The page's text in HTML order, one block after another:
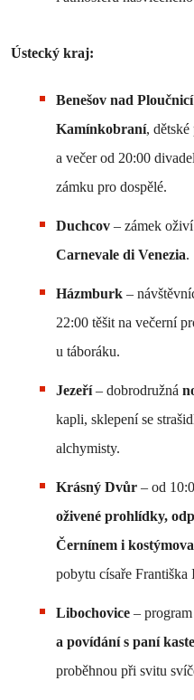
Ústecký kraj:
Benešov nad Ploučnicí
Kamínkobraní, dětské
a večer od 20:00
zámku pro dospělé.
Duchcov – zámek
Carnevale di Venezia.
Házmburk –
22:00 těšit na večerní
u táboráku.
Jezeří– dobrodružná
kapli, sklepení se
alchymisty.
Krásný Dvůr – od
oživené prohlídky,
Černínem i
pobytu císaře Františka
Libochovice –
a povídání s paní
proběhnou při svitu